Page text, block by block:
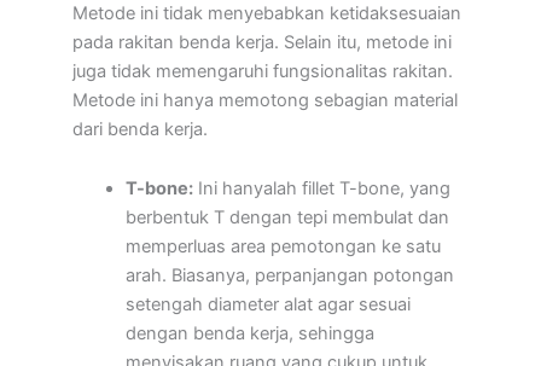
Metode ini tidak menyebabkan ketidaksesuaian
pada rakitan benda kerja. Selain itu, metode ini
juga tidak memengaruhi fungsionalitas rakitan.
Metode ini hanya memotong sebagian material
dari benda kerja.
T-bone:Ini hanyalah fillet T-bone, yang
berbentuk T dengan tepi membulat dan
memperluas area pemotongan ke satu
arah. Biasanya, perpanjangan potongan
setengah diameter alat agar sesuai
dengan benda kerja, sehingga